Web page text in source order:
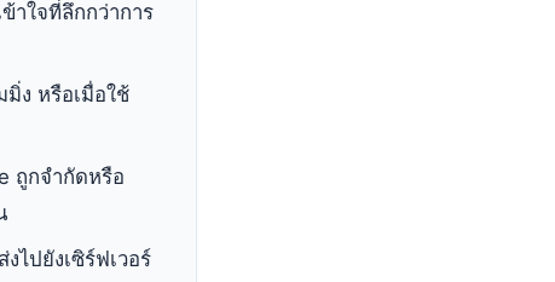
าใจที่ลึกกว่าการ
มิ่ง หรือเมื่อใช้
ถูกจำกัดหรือ
ปยังเซิร์ฟเวอร์